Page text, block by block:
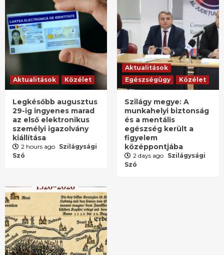
Aktualitások Közélet
Legkésőbb augusztus
29-ig ingyenes marad
az első elektronikus
személyi igazolvány
kiállítása
2 hours ago Szilágysági
Szó
Aktualitások
Egészségügy
Közélet
Szilágy megye: A
munkahelyi biztonság
és a mentális
egészség került a
figyelem
középpontjába
2 days ago Szilágysági
Szó